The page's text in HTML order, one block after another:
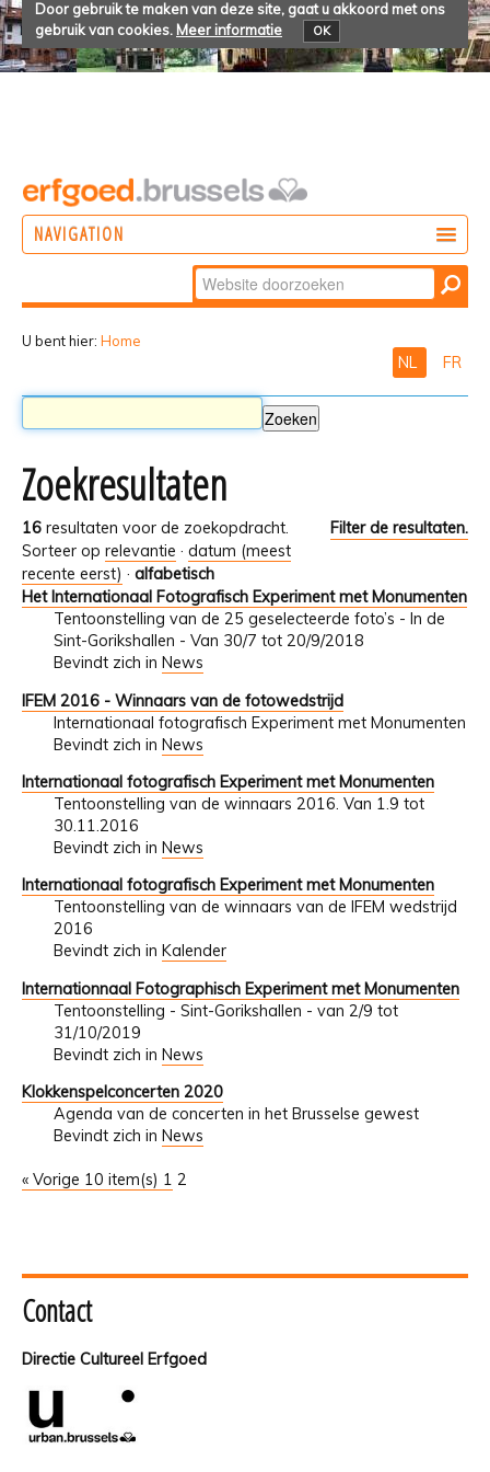
Door gebruik te maken van deze site, gaat u akkoord met ons
gebruik van cookies. Meer informatie OK
NAVIGATION
Zoek
Geavanceerd
U bent hier: Home
NL FR
Zoekresultaten
16 resultaten voor de zoekopdracht.
Filter de resultaten.
Sorteer op relevantie · datum (meest
recente eerst) · alfabetisch
Het Internationaal Fotografisch Experiment met Monumenten
Tentoonstelling van de 25 geselecteerde foto’s - In de
Sint-Gorikshallen - Van 30/7 tot 20/9/2018
Bevindt zich in News
IFEM 2016 - Winnaars van de fotowedstrijd
Internationaal fotografisch Experiment met Monumenten
Bevindt zich in News
Internationaal fotografisch Experiment met Monumenten
Tentoonstelling van de winnaars 2016. Van 1.9 tot
30.11.2016
Bevindt zich in News
Internationaal fotografisch Experiment met Monumenten
Tentoonstelling van de winnaars van de IFEM wedstrijd
2016
Bevindt zich in Kalender
Internationnaal Fotographisch Experiment met Monumenten
Tentoonstelling - Sint-Gorikshallen - van 2/9 tot
31/10/2019
Bevindt zich in News
Klokkenspelconcerten 2020
Agenda van de concerten in het Brusselse gewest
Bevindt zich in News
« Vorige 10 item(s) 1 2
Contact
Directie Cultureel Erfgoed